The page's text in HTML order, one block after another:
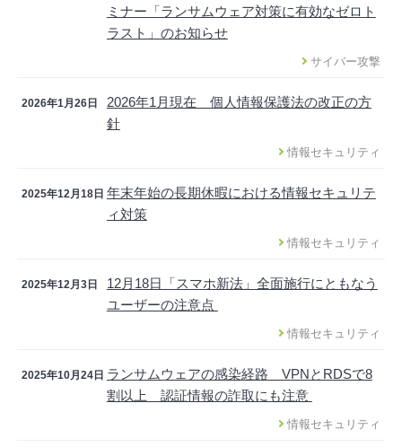
ミナー「ランサムウェア対策に有効なゼロト
ラスト」のお知らせ
サイバー攻撃
2026年1月26日
2026年1月現在 個人情報保護法の改正の方
針
情報セキュリティ
2025年12月18日 年末年始の長期休暇における情報セキュリテ
ィ対策
情報セキュリティ
2025年12月3日
12月18日「スマホ新法」全面施行にともなう
ユーザーの注意点
情報セキュリティ
2025年10月24日 ランサムウェアの感染経路 VPNとRDSで8
割以上 認証情報の詐取にも注意
情報セキュリティ